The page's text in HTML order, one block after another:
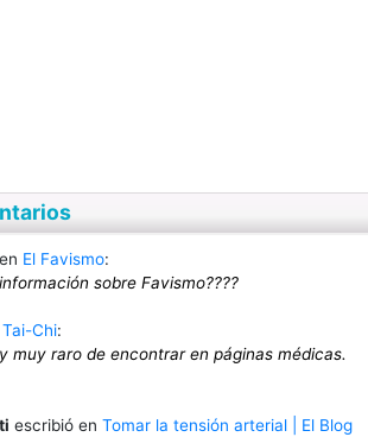
El Favismo:
sobre Favismo????
Tai-Chi:
muy raro de encontrar en páginas médicas.
escribió en Tomar la tensión arterial | El Blog